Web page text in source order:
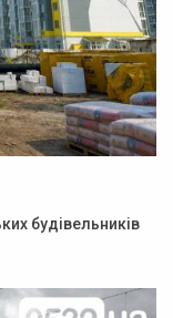
будівельників